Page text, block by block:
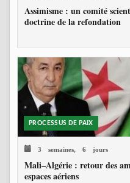
Assimisme : un comité
doctrine de la refondation
PROCESSUS DE PAIX
3 semaines, 6 jours
Mali–Algérie : retour des
espaces aériens